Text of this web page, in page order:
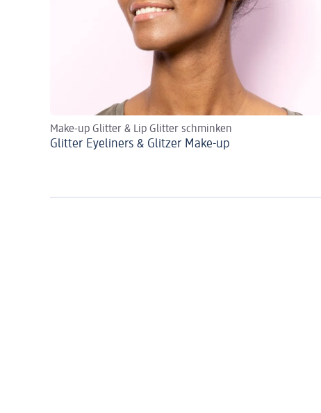
Make-up Glitter & Lip Glitter schminken
Glitter Eyeliners & Glitzer Make-up